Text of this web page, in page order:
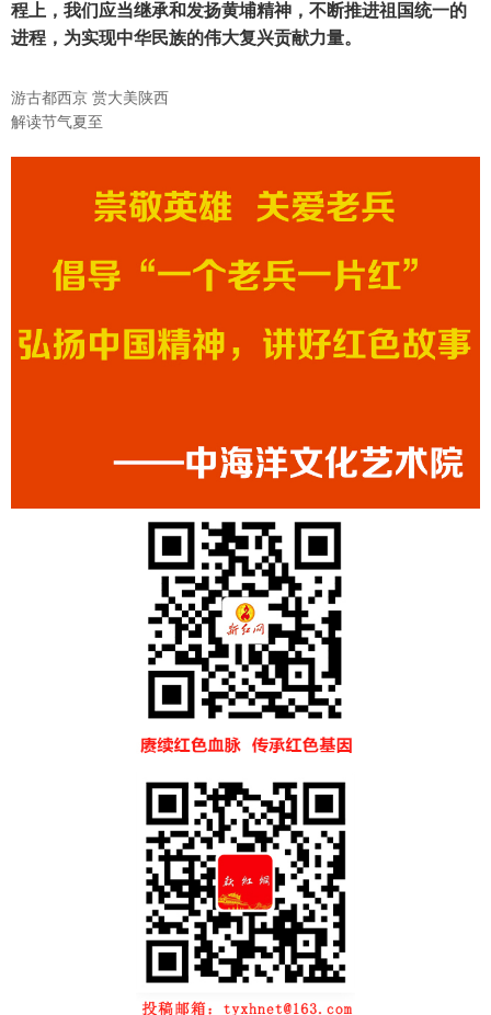
程上，我们应当继承和发扬黄埔精神，不断推进祖国统一的
进程，为实现中华民族的伟大复兴贡献力量。
游古都西京 赏大美陕西
解读节气夏至